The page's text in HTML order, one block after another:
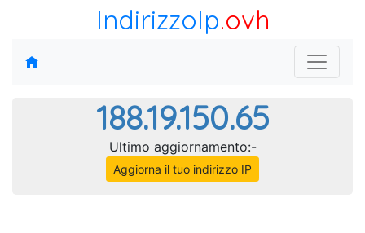
IndirizzoIp.ovh
188.19.150.65
Ultimo aggiornamento:-
Aggiorna il tuo indirizzo IP